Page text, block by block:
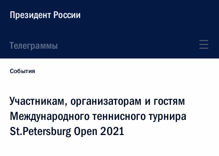
Президент России
Телеграммы
События
Участникам, организаторам и гостям
Международного теннисного турнира
St.Petersburg Open 2021